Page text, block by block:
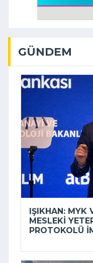
GÜNDEM
IŞIKHAN: MYK
MESLEKI
PROTOKOLÜ